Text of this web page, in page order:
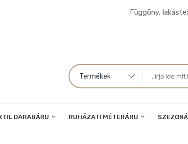
Függöny,
Termékek
DARABÁRU RUHÁZATI MÉTERÁRU